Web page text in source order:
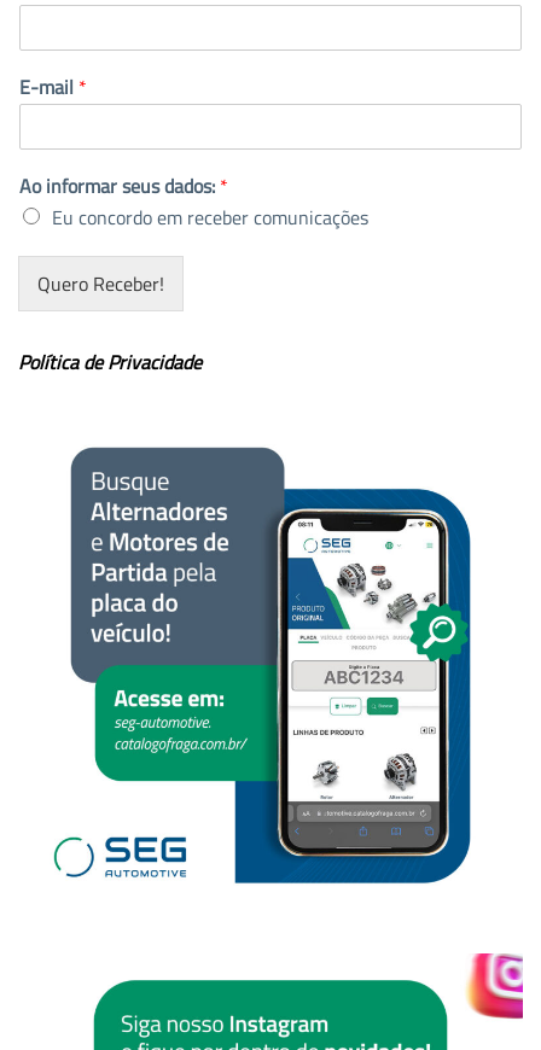
E-mail *
Ao informar seus dados: *
Eu concordo em receber comunicações
Quero Receber!
Política de Privacidade